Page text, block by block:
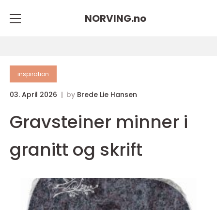
NORVING.no
inspiration
03. April 2026 by Brede Lie Hansen
Gravsteiner minner i
granitt og skrift